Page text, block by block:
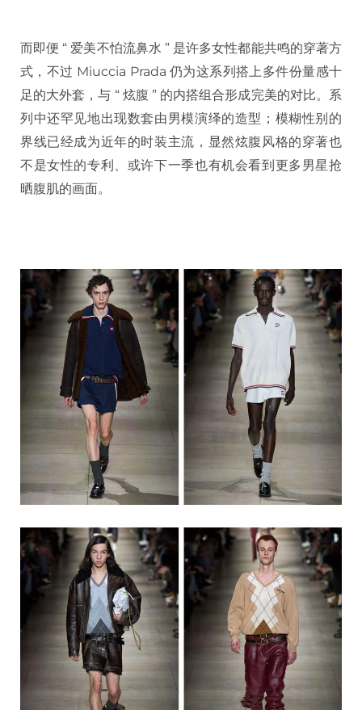
而即便 “ 爱美不怕流鼻水 ” 是许多女性都能共鸣的穿著方
式，不过 Miuccia Prada 仍为这系列搭上多件份量感十
足的大外套，与 “ 炫腹 ” 的内搭组合形成完美的对比。系
列中还罕见地出现数套由男模演绎的造型；模糊性别的
界线已经成为近年的时装主流，显然炫腹风格的穿著也
不是女性的专利、或许下一季也有机会看到更多男星抢
晒腹肌的画面。